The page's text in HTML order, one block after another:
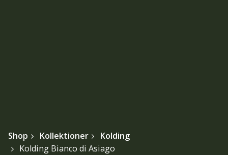
Shop Kollektioner
Kolding
Kolding Bianco di Asiago